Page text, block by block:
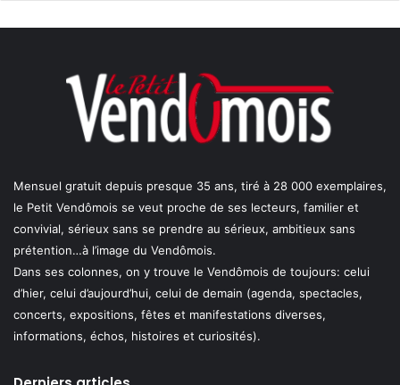
Mensuel gratuit depuis presque 35 ans, tiré à 28 000 exemplaires,
le Petit Vendômois se veut proche de ses lecteurs, familier et
convivial, sérieux sans se prendre au sérieux, ambitieux sans
prétention…à l’image du Vendômois.
Dans ses colonnes, on y trouve le Vendômois de toujours: celui
d’hier, celui d’aujourd’hui, celui de demain (agenda, spectacles,
concerts, expositions, fêtes et manifestations diverses,
informations, échos, histoires et curiosités).